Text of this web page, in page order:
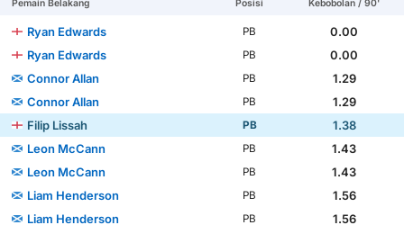
Pemain Belakang Posisi Kebobolan / 90'
Ryan Edwards PB
0.00
Ryan Edwards
PB
0.00
Connor Allan
PB
1.29
Connor Allan
PB
1.29
Filip Lissah
PB
1.38
Leon McCann
PB
1.43
Leon McCann
PB
1.43
Liam Henderson
PB
1.56
Liam Henderson
PB
1.56